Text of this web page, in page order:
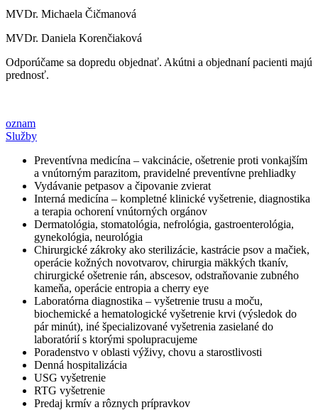
MVDr. Michaela Čičmanová
MVDr. Daniela Korenčiaková
Odporúčame sa dopredu objednať. Akútni a objednaní pacienti majú
prednosť.
oznam
Služby
Preventívna medicína – vakcinácie, ošetrenie proti vonkajším
a vnútorným parazitom, pravidelné preventívne prehliadky
Vydávanie petpasov a čipovanie zvierat
Interná medicína – kompletné klinické vyšetrenie, diagnostika
a terapia ochorení vnútorných orgánov
Dermatológia, stomatológia, nefrológia, gastroenterológia,
gynekológia, neurológia
Chirurgické zákroky ako sterilizácie, kastrácie psov a mačiek,
operácie kožných novotvarov, chirurgia mäkkých tkanív,
chirurgické ošetrenie rán, abscesov, odstraňovanie zubného
kameňa, operácie entropia a cherry eye
Laboratórna diagnostika – vyšetrenie trusu a moču,
biochemické a hematologické vyšetrenie krvi (výsledok do
pár minút), iné špecializované vyšetrenia zasielané do
laboratórií s ktorými spolupracujeme
Poradenstvo v oblasti výživy, chovu a starostlivosti
Denná hospitalizácia
USG vyšetrenie
RTG vyšetrenie
Predaj krmív a rôznych prípravkov